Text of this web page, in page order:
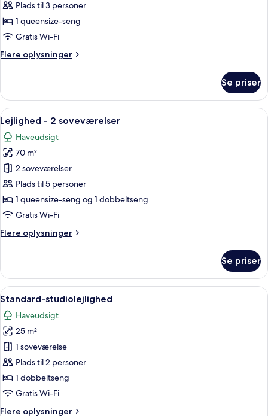
-
1
soveværelse
Plads til 3 personer
1 queensize-seng
Gratis Wi-Fi
Flere oplysninger
Flere
-
soveværelse
Se priser
Indlæs
alle
billeder
af
Lejlighed
-
2
soveværelser
En moderne stue med sofa, stole,
14
Lejlighed - 2 soveværelser
Haveudsigt
70 m²
2 soveværelser
Plads til 5 personer
1 queensize-seng og 1 dobbeltseng
Gratis Wi-Fi
Flere oplysninger
Flere
-
soveværelser
Se priser
Indlæs
alle
billeder
af
Standard-
studiolejlighed
Et moderne soveværelse med
10
Standard-studiolejlighed
Haveudsigt
25 m²
1 soveværelse
Plads til 2 personer
1 dobbeltseng
Gratis Wi-Fi
Flere oplysninger
Flere